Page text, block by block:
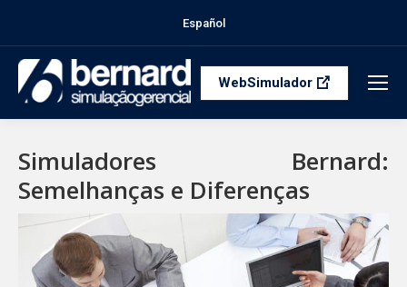
Español
WebSimulador
Simuladores Bernard:
Semelhanças e Diferenças